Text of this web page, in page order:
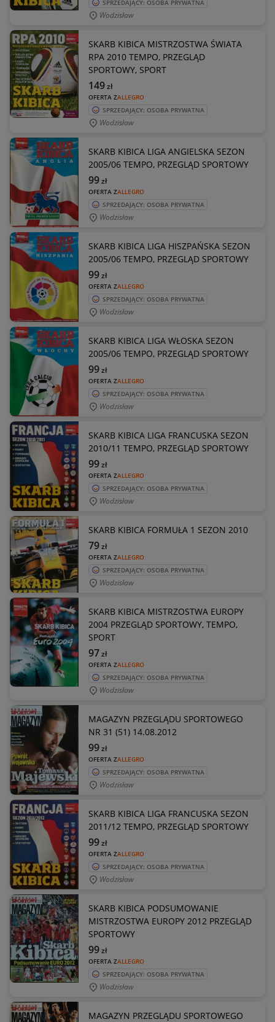
SPRZEDAJĄCY: OSOBA PRYWATNA
Wodzisław
SKARB KIBICA MISTRZOSTWA ŚWIATA
RPA 2010 TEMPO, PRZEGLĄD
SPORTOWY, SPORT
OFERTA ZALLEGRO
149zł
SPRZEDAJĄCY: OSOBA PRYWATNA
Wodzisław
SKARB KIBICA LIGA ANGIELSKA SEZON
2005/06 TEMPO, PRZEGLĄD SPORTOWY
OFERTA ZALLEGRO
99zł
SPRZEDAJĄCY: OSOBA PRYWATNA
Wodzisław
SKARB KIBICA LIGA HISZPAŃSKA SEZON
2005/06 TEMPO, PRZEGLĄD SPORTOWY
OFERTA ZALLEGRO
99zł
SPRZEDAJĄCY: OSOBA PRYWATNA
Wodzisław
SKARB KIBICA LIGA WŁOSKA SEZON
2005/06 TEMPO, PRZEGLĄD SPORTOWY
OFERTA ZALLEGRO
99zł
SPRZEDAJĄCY: OSOBA PRYWATNA
Wodzisław
SKARB KIBICA LIGA FRANCUSKA SEZON
2010/11 TEMPO, PRZEGLĄD SPORTOWY
OFERTA ZALLEGRO
99zł
SPRZEDAJĄCY: OSOBA PRYWATNA
Wodzisław
SKARB KIBICA FORMUŁA 1 SEZON 2010
OFERTA ZALLEGRO
79zł
SPRZEDAJĄCY: OSOBA PRYWATNA
Wodzisław
SKARB KIBICA MISTRZOSTWA EUROPY
2004 PRZEGLĄD SPORTOWY, TEMPO,
SPORT
OFERTA ZALLEGRO
97zł
SPRZEDAJĄCY: OSOBA PRYWATNA
Wodzisław
MAGAZYN PRZEGLĄDU SPORTOWEGO
NR 31 (51) 14.08.2012
OFERTA ZALLEGRO
99zł
SPRZEDAJĄCY: OSOBA PRYWATNA
Wodzisław
SKARB KIBICA LIGA FRANCUSKA SEZON
2011/12 TEMPO, PRZEGLĄD SPORTOWY
OFERTA ZALLEGRO
99zł
SPRZEDAJĄCY: OSOBA PRYWATNA
Wodzisław
SKARB KIBICA PODSUMOWANIE
MISTRZOSTWA EUROPY 2012 PRZEGLĄD
SPORTOWY
OFERTA ZALLEGRO
99zł
SPRZEDAJĄCY: OSOBA PRYWATNA
Wodzisław
MAGAZYN PRZEGLĄDU SPORTOWEGO